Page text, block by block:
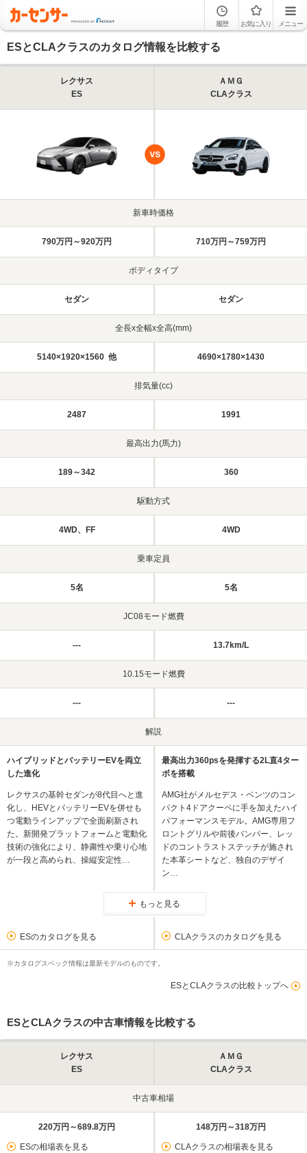
履歴 お気に入り メニュー
ESとCLAクラスのカタログ情報を比較する
レクサス
ES
ＡＭＧ
CLAクラス
新車時価格
790万円～920万円 710万円～759万円
ボディタイプ
セダン セダン
全長x全幅x全高(mm)
5140×1920×1560 他 4690×1780×1430
排気量(cc)
2487 1991
最高出力(馬力)
189～342 360
駆動方式
4WD、FF 4WD
乗車定員
5名 5名
JC08モード燃費
--- 13.7km/L
10.15モード燃費
--- ---
解説
ハイブリッドとバッテリーEVを両立
した進化
レクサスの基幹セダンが8代目へと進
化し、HEVとバッテリーEVを併せも
つ電動ラインアップで全面刷新され
た。新開発プラットフォームと電動化
技術の強化により、静粛性や乗り心地
が一段と高められ、操縦安定性…
最高出力360psを発揮する2L直4ター
ボを搭載
AMG社がメルセデス・ベンツのコン
パクト4ドアクーペに手を加えたハイ
パフォーマンスモデル。AMG専用フ
ロントグリルや前後バンパー、レッ
ドのコントラストステッチが施され
た本革シートなど、独自のデザイ
ン…
もっと見る
ESのカタログを見る CLAクラスのカタログを見る
※カタログスペック情報は最新モデルのものです。
ESとCLAクラスの比較トップへ
ESとCLAクラスの中古車情報を比較する
レクサス
ES
ＡＭＧ
CLAクラス
中古車相場
220万円～689.8万円
ESの相場表を見る
148万円～318万円
CLAクラスの相場表を見る